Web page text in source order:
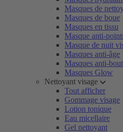
Masques de
Masques de boue
Masques en tissu
Masque anti-
Masque de nuit
Masques anti-âge
Masques anti-
Masques Glow
Nettoyant visage
Tout afficher
Gommage visage
Lotion tonique
Eau micellaire
Gel nettoyant